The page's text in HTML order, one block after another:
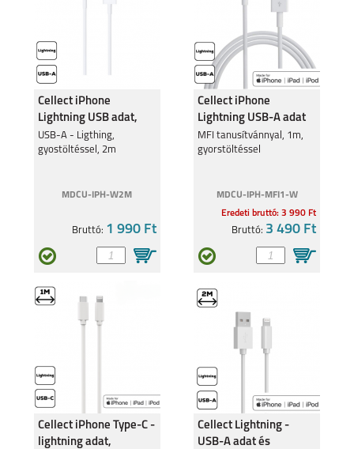
Cellect iPhone
Lightning USB adat,
töltőkábel, 2m
USB-A - Ligthing,
gyostöltéssel, 2m
MDCU-IPH-W2M
Bruttó: 1 990 Ft
Cellect iPhone
Lightning USB-A adat
és töltőkábel
MFI tanusítvánnyal, 1m,
gyorstöltéssel
MDCU-IPH-MFI1-W
Eredeti bruttó: 3 990 Ft
Bruttó: 3 490 Ft
Cellect iPhone Type-C -
lightning adat,
Cellect Lightning -
USB-A adat és